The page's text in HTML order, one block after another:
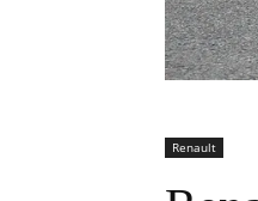
Renault